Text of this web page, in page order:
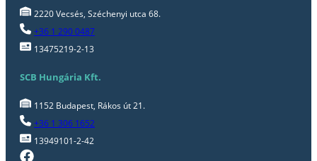
2220 Vecsés, Széchenyi utca 68.
+36 1 290 0487
13475219-2-13
SCB Hungária Kft.
1152 Budapest, Rákos út 21.
+36 1 306 1652
13949101-2-42